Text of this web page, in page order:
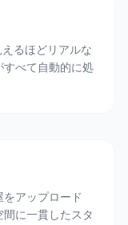
るほどリアルな
すべて自動的に処
アップロード
に一貫したスタ